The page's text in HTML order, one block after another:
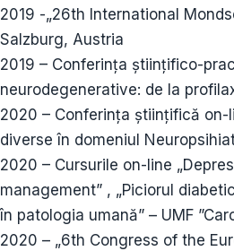
2019 -„26th International
Salzburg, Austria
2019 – Conferința științifico-
neurodegenerative: de la
2020 – Conferința științifică on-
diverse în domeniul
2020 – Cursurile on-line
management” , „Piciorul
în patologia umană” – UMF
2020 – „6th Congress of the